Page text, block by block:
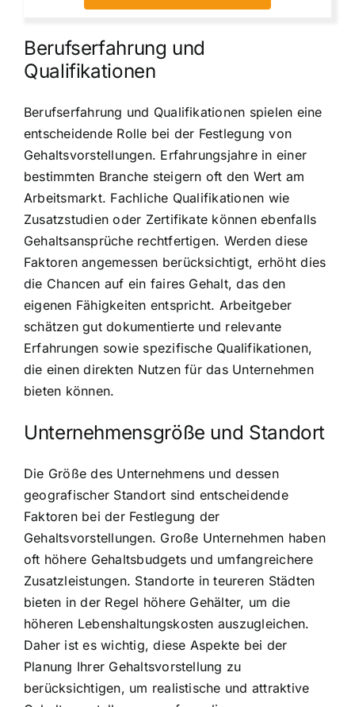
Berufserfahrung und
Qualifikationen
Berufserfahrung und Qualifikationen spielen eine
entscheidende Rolle bei der Festlegung von
Gehaltsvorstellungen. Erfahrungsjahre in einer
bestimmten Branche steigern oft den Wert am
Arbeitsmarkt. Fachliche Qualifikationen wie
Zusatzstudien oder Zertifikate können ebenfalls
Gehaltsansprüche rechtfertigen. Werden diese
Faktoren angemessen berücksichtigt, erhöht dies
die Chancen auf ein faires Gehalt, das den
eigenen Fähigkeiten entspricht. Arbeitgeber
schätzen gut dokumentierte und relevante
Erfahrungen sowie spezifische Qualifikationen,
die einen direkten Nutzen für das Unternehmen
bieten können.
Unternehmensgröße und Standort
Die Größe des Unternehmens und dessen
geografischer Standort sind entscheidende
Faktoren bei der Festlegung der
Gehaltsvorstellungen. Große Unternehmen haben
oft höhere Gehaltsbudgets und umfangreichere
Zusatzleistungen. Standorte in teureren Städten
bieten in der Regel höhere Gehälter, um die
höheren Lebenshaltungskosten auszugleichen.
Daher ist es wichtig, diese Aspekte bei der
Planung Ihrer Gehaltsvorstellung zu
berücksichtigen, um realistische und attraktive